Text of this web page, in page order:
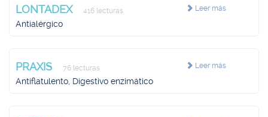
Leer más
LONTADEX 416 lecturas
Antialérgico
Leer más
PRAXIS 76 lecturas
Antiflatulento, Digestivo enzimático